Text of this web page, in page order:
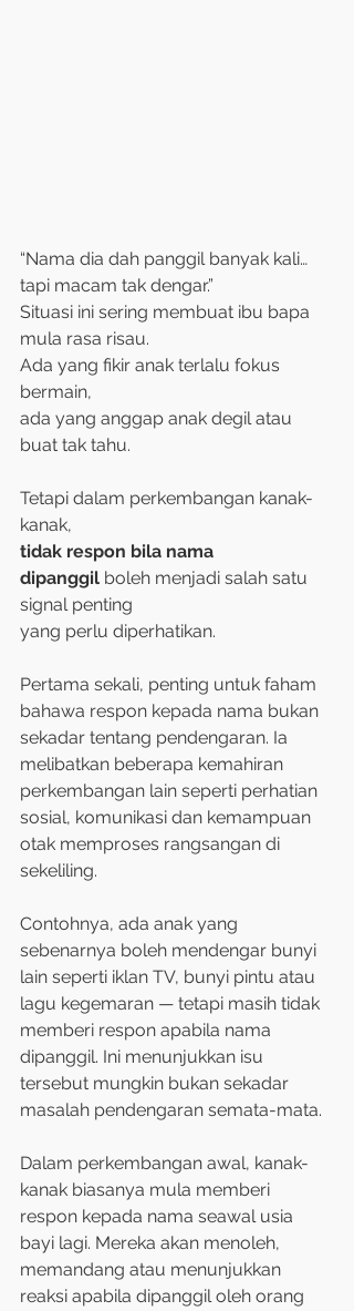
“Nama dia dah panggil banyak kali…
tapi macam tak dengar.”
Situasi ini sering membuat ibu bapa
mula rasa risau.
Ada yang fikir anak terlalu fokus
bermain,
ada yang anggap anak degil atau
buat tak tahu.
Tetapi dalam perkembangan kanak-
kanak,
tidak respon bila nama
dipanggil boleh menjadi salah satu
signal penting
yang perlu diperhatikan.
Pertama sekali, penting untuk faham
bahawa respon kepada nama bukan
sekadar tentang pendengaran. Ia
melibatkan beberapa kemahiran
perkembangan lain seperti perhatian
sosial, komunikasi dan kemampuan
otak memproses rangsangan di
sekeliling.
Contohnya, ada anak yang
sebenarnya boleh mendengar bunyi
lain seperti iklan TV, bunyi pintu atau
lagu kegemaran — tetapi masih tidak
memberi respon apabila nama
dipanggil. Ini menunjukkan isu
tersebut mungkin bukan sekadar
masalah pendengaran semata-mata.
Dalam perkembangan awal, kanak-
kanak biasanya mula memberi
respon kepada nama seawal usia
bayi lagi. Mereka akan menoleh,
memandang atau menunjukkan
reaksi apabila dipanggil oleh orang